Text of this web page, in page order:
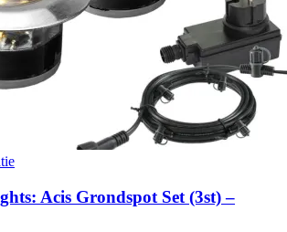
Acis Grondspot Set (3st) –